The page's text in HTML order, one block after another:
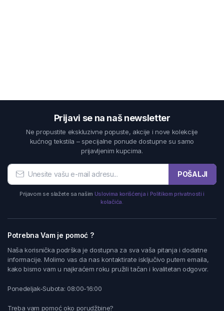
Prijavi se na naš newsletter
Ne propustite ekskluzivne popuste, akcije i nove kolekcije
kućnog tekstila – specijalne ponude dostupne su samo
prijavljenim kupcima.
POŠALJI
Prijavom se slažete sa našim Uslovima korišćenja i Politikom privatnosti i
kolačića.
Potrebna Vam je pomoć ?
Naša korisnička podrška je dostupna za sva vaša pitanja i dodatne
informacije. Molimo vas da nas kontaktirate isključivo putem emaila,
kako bismo vam u najkraćem roku pružili tačan i kvalitetan odgovor.
Ponedeljak-Subota: 08:00-16:00
Treba vam pomoć oko porudžbine?